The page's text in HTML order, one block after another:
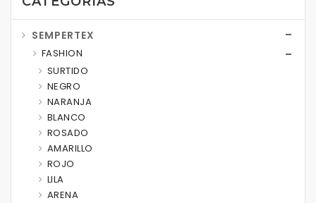
SEMPERTEX
FASHION
SURTIDO
NEGRO
NARANJA
BLANCO
ROSADO
AMARILLO
ROJO
LILA
ARENA